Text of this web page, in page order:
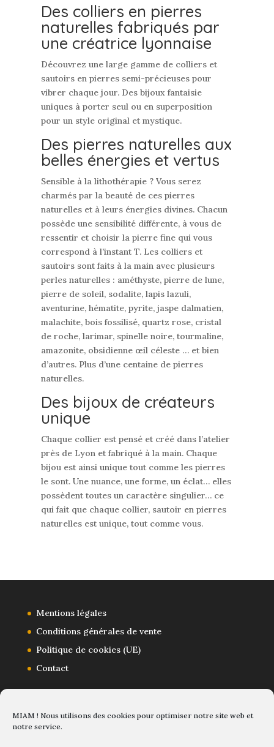
MIAM ! Nous utilisons des cookies pour optimiser notre site web et
notre service.
Des colliers en pierres
naturelles fabriqués par
une créatrice lyonnaise
Découvrez une large gamme de colliers et
sautoirs en pierres semi-précieuses pour
vibrer chaque jour. Des bijoux fantaisie
uniques à porter seul ou en superposition
pour un style original et mystique.
Des pierres naturelles aux
belles énergies et vertus
Sensible à la lithothérapie ? Vous serez
charmés par la beauté de ces pierres
naturelles et à leurs énergies divines. Chacun
possède une sensibilité différente, à vous de
ressentir et choisir la pierre fine qui vous
correspond à l’instant T. Les colliers et
sautoirs sont faits à la main avec plusieurs
perles naturelles : améthyste, pierre de lune,
pierre de soleil, sodalite, lapis lazuli,
aventurine, hématite, pyrite, jaspe dalmatien,
malachite, bois fossilisé, quartz rose, cristal
de roche, larimar, spinelle noire, tourmaline,
amazonite, obsidienne œil céleste … et bien
d’autres. Plus d’une centaine de pierres
naturelles.
Des bijoux de créateurs
unique
Chaque collier est pensé et créé dans l’atelier
près de Lyon et fabriqué à la main. Chaque
bijou est ainsi unique tout comme les pierres
le sont. Une nuance, une forme, un éclat… elles
possèdent toutes un caractère singulier… ce
qui fait que chaque collier, sautoir en pierres
naturelles est unique, tout comme vous.
Mentions légales
Conditions générales de vente
Politique de cookies (UE)
Contact